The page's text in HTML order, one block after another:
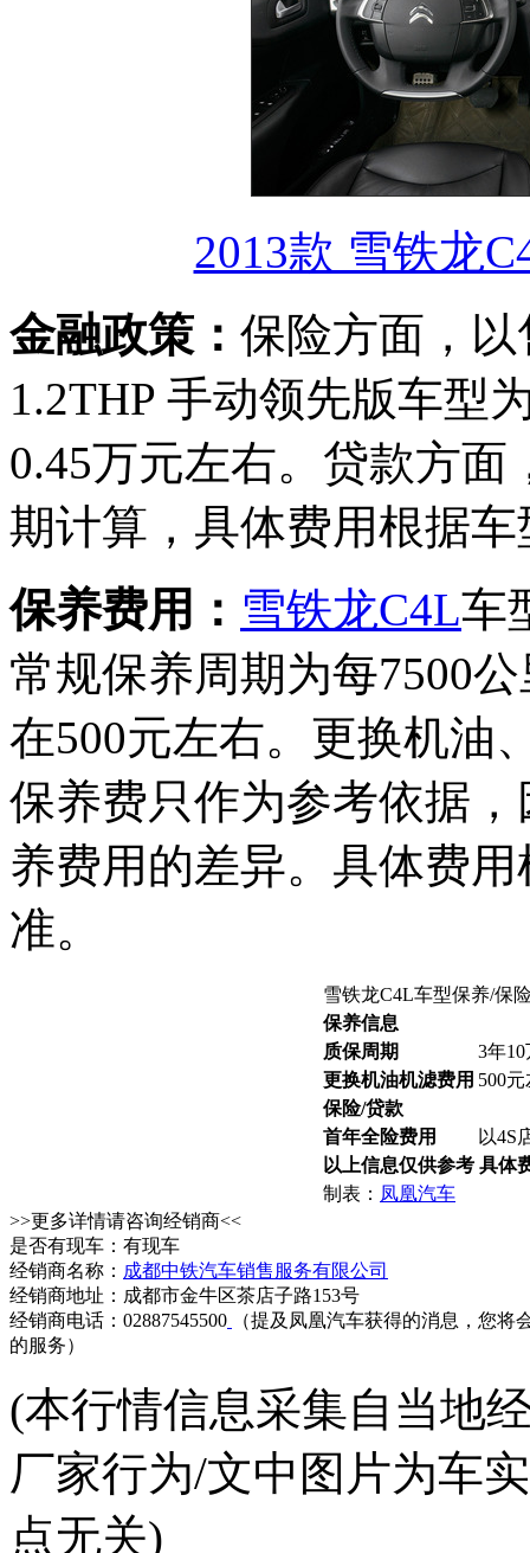
2013款 雪铁龙
金融政策： 保险方面，以
1.2THP 手动领先版车型
0.45万元左右。贷款方
期计算，具体费用根据
保养费用： 雪铁龙C4L车
常规保养周期为每7500
在500元左右。更换机油
保养费只作为参考依据
养费用的差异。具体费
准。
雪铁龙C4L车型保养/保
保养信息
质保周期
3年
更换机油机滤费用 500
保险/贷款
首年全险费用
以4S
以上信息仅供参考 具体
制表： 凤凰汽车
>>更多详情请咨询经销商<<
是否有现车：有现车
经销商名称： 成都中铁汽车销售服务有限公司
经销商地址：成都市金牛区茶店子路153号
经销商电话：02887545500
（提及凤凰汽车获得的消息，您将
的服务）
(本行情信息采集自当地
厂家行为/文中图片为车
点无关)